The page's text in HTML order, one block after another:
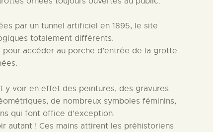
par un tunnel artificiel en 1895, le site
totalement différents.
accéder au porche d’entrée de la grotte
y voir en effet des peintures, des gravures
de nombreux symboles féminins,
qui font office d’exception.
autant ! Ces mains attirent les préhistoriens